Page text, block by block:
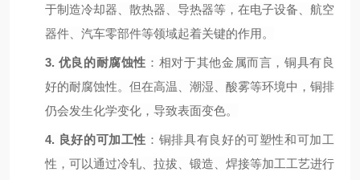
于制造冷却器、散热器、导热器等，在电子设备、航空
器件、汽车零部件等领域起着关键的作用。
3. 优良的耐腐蚀性 ：相对于其他金属而言，铜具有良
好的耐腐蚀性。但在高温、潮湿、酸雾等环境中，铜排
仍会发生化学变化，导致表面变色。
4. 良好的可加工性 ：铜排具有良好的可塑性和可加工
性，可以通过冷轧、拉拔、锻造、焊接等加工工艺进行